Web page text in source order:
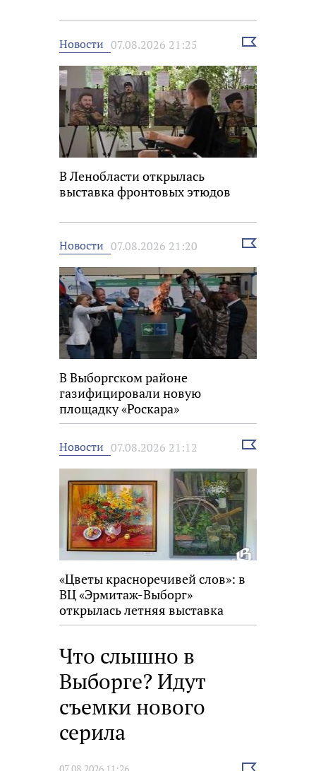
Новости 07.08.2026 21:25
Выбрать
В Ленобласти открылась
выставка фронтовых этюдов
Новости 07.08.2026 21:20
Выбрать
В Выборгском районе
газифицировали новую
площадку «Роскара»
Новости 07.08.2026 21:12
Выбрать
«Цветы красноречивей слов»: в
ВЦ «Эрмитаж-Выборг»
открылась летняя выставка
Что слышно в
Выборге? Идут
съемки нового
серила
Выбрать